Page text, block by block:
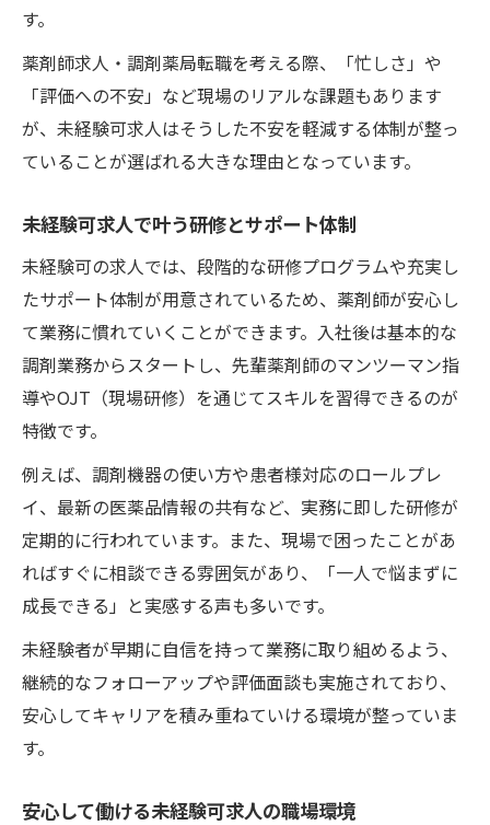
す。
薬剤師求人・調剤薬局転職を考える際、「忙しさ」や
「評価への不安」など現場のリアルな課題もあります
が、未経験可求人はそうした不安を軽減する体制が整っ
ていることが選ばれる大きな理由となっています。
未経験可求人で叶う研修とサポート体制
未経験可の求人では、段階的な研修プログラムや充実し
たサポート体制が用意されているため、薬剤師が安心し
て業務に慣れていくことができます。入社後は基本的な
調剤業務からスタートし、先輩薬剤師のマンツーマン指
導やOJT（現場研修）を通じてスキルを習得できるのが
特徴です。
例えば、調剤機器の使い方や患者様対応のロールプレ
イ、最新の医薬品情報の共有など、実務に即した研修が
定期的に行われています。また、現場で困ったことがあ
ればすぐに相談できる雰囲気があり、「一人で悩まずに
成長できる」と実感する声も多いです。
未経験者が早期に自信を持って業務に取り組めるよう、
継続的なフォローアップや評価面談も実施されており、
安心してキャリアを積み重ねていける環境が整っていま
す。
安心して働ける未経験可求人の職場環境